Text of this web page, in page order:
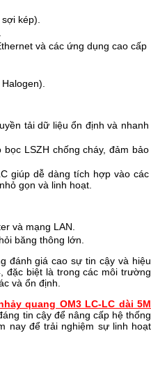
kép).
và các ứng dụng cao cấp
tải dữ liệu ổn định và nhanh
bọc LSZH chống cháy, đảm bảo
giúp dễ dàng tích hợp vào các
gọn và linh hoạt.
và mạng LAN.
băng thông lớn.
đánh giá cao sự tin cậy và hiệu
đặc biệt là trong các môi trường
và ổn định.
quang OM3 LC-LC dài 5M
tin cậy để nâng cấp hệ thống
nay để trải nghiệm sự linh hoạt